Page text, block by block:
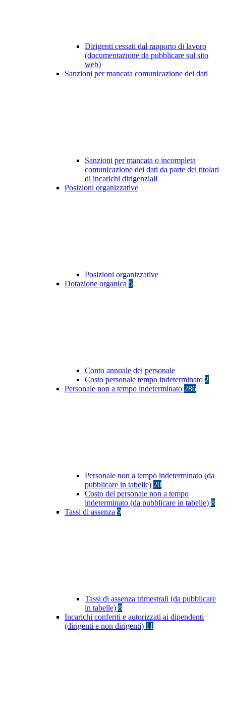
Dirigenti cessati dal rapporto di lavoro
(documentazione da pubblicare sul sito
web)
Sanzioni per mancata comunicazione dei dati
Sanzioni per mancata o incompleta
comunicazione dei dati da parte dei titolari
di incarichi dirigenziali
Posizioni organizzative
Posizioni organizzative
Dotazione organica 5
Conto annuale del personale
Costo personale tempo indeterminato 2
Personale non a tempo indeterminato 286
Personale non a tempo indeterminato (da
pubblicare in tabelle) 20
Costo del personale non a tempo
indeterminato (da pubblicare in tabelle) 8
Tassi di assenza 9
Tassi di assenza trimestrali (da pubblicare
in tabelle) 8
Incarichi conferiti e autorizzati ai dipendenti
(dirigenti e non dirigenti) 11